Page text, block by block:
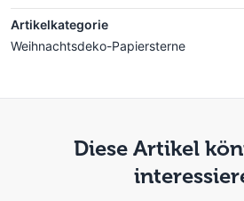
Artikelkategorie
Weihnachtsdeko-Papiersterne
Diese Artikel